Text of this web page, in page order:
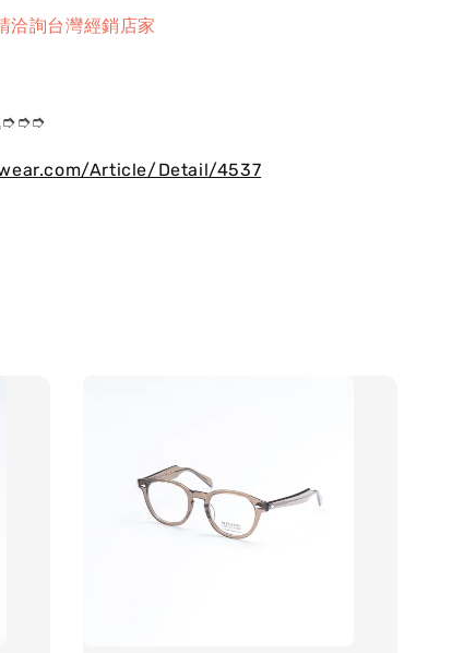
洽詢台灣經銷店家
➮➮➮
Article/Detail/4537